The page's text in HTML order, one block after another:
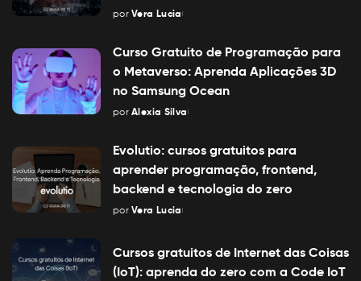
Posted
por Vera Lucia
Curso Gratuito de Programação para
o Metaverso: Aprenda Aplicações 3D
no Samsung Ocean
Posted
por Alexia Silva
Evolutio: cursos gratuitos para
aprender programação, frontend,
backend e tecnologia do zero
Posted
por Vera Lucia
Cursos gratuitos de Internet das Coisas
(IoT): aprenda do zero com a Code IoT